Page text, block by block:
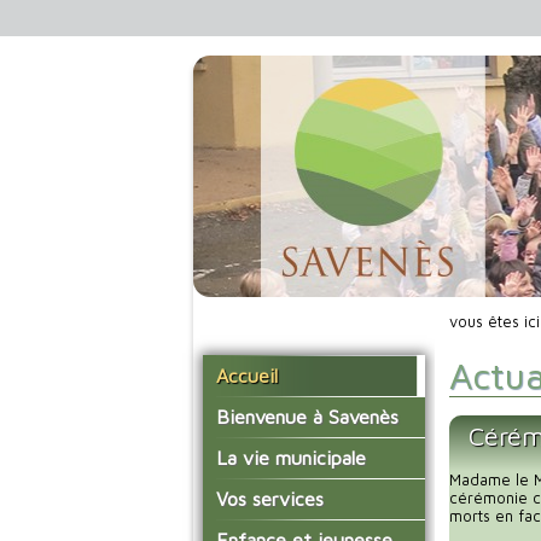
Accueil
Bienvenue à Savenès
Situer Savenès
Savenès en chiffre
L'histoire du village
La vie municipale
Vos élus
Les compte-rendus du
Vos services
La mairie
vous êtes
Madame le
cérémonie
morts en